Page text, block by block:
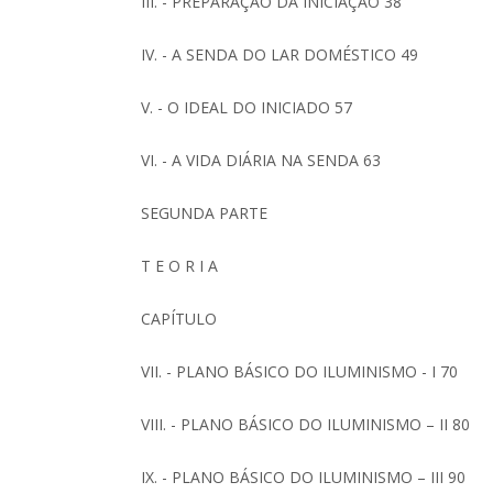
IV. - A SENDA DO LAR DOMÉSTICO 49
V. - O IDEAL DO INICIADO 57
VI. - A VIDA DIÁRIA NA SENDA 63
SEGUNDA PARTE
T E O R I A
CAPÍTULO
VII. - PLANO BÁSICO DO ILUMINISMO - I 70
VIII. - PLANO BÁSICO DO ILUMINISMO – II 80
IX. - PLANO BÁSICO DO ILUMINISMO – III 90